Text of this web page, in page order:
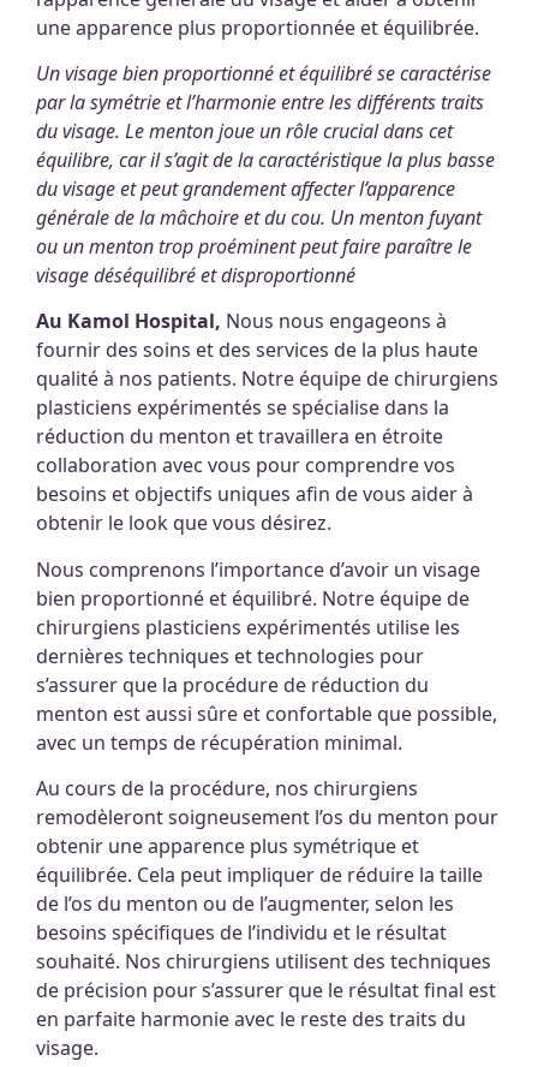
une apparence plus proportionnée et équilibrée.
Un visage bien proportionné et équilibré se caractérise
par la symétrie et l’harmonie entre les différents traits
du visage. Le menton joue un rôle crucial dans cet
équilibre, car il s’agit de la caractéristique la plus basse
du visage et peut grandement affecter l’apparence
générale de la mâchoire et du cou. Un menton fuyant
ou un menton trop proéminent peut faire paraître le
visage déséquilibré et disproportionné
Au Kamol Hospital, Nous nous engageons à
fournir des soins et des services de la plus haute
qualité à nos patients. Notre équipe de chirurgiens
plasticiens expérimentés se spécialise dans la
réduction du menton et travaillera en étroite
collaboration avec vous pour comprendre vos
besoins et objectifs uniques afin de vous aider à
obtenir le look que vous désirez.
Nous comprenons l’importance d’avoir un visage
bien proportionné et équilibré. Notre équipe de
chirurgiens plasticiens expérimentés utilise les
dernières techniques et technologies pour
s’assurer que la procédure de réduction du
menton est aussi sûre et confortable que possible,
avec un temps de récupération minimal.
Au cours de la procédure, nos chirurgiens
remodèleront soigneusement l’os du menton pour
obtenir une apparence plus symétrique et
équilibrée. Cela peut impliquer de réduire la taille
de l’os du menton ou de l’augmenter, selon les
besoins spécifiques de l’individu et le résultat
souhaité. Nos chirurgiens utilisent des techniques
de précision pour s’assurer que le résultat final est
en parfaite harmonie avec le reste des traits du
visage.